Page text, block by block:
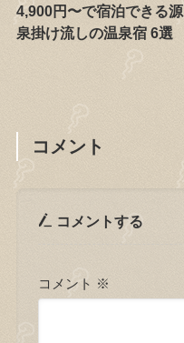
4,900円〜で宿泊できる源
泉掛け流しの温泉宿 6選
コメント
コメントする
コメント ※